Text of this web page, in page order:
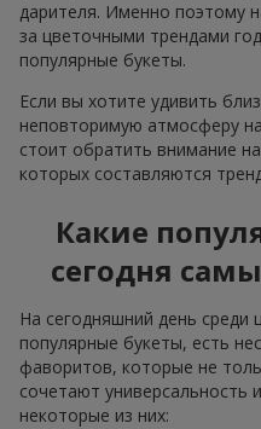
дарителя. Именно поэтому
за цветочными трендами
популярные букеты.
Если вы хотите удивить
неповторимую атмосферу
стоит обратить внимание
которых составляются
Какие
сегодня
На сегодняшний день среди
популярные букеты, есть
фаворитов, которые не
сочетают универсальность
некоторые из них: